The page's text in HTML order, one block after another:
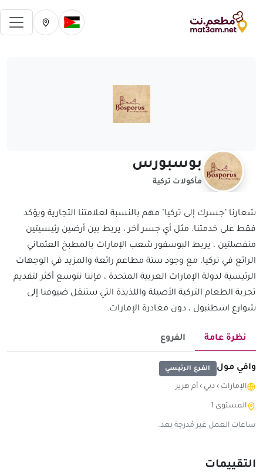
تغيير الدولة الحالية
تغيير المدينة
بوسبورس
مأكولات تركية
شعارنا "جسرك إلى تركيا" مهم بالنسبة لعلامتنا التجارية ويؤكد
فقط على خدمتنا. مثل أي جسر آخر ، يربط بين أرضين رئيسيتين
منفصلتين ، يربط البوسفور شعب الإمارات بالمطبخ العثماني
الرائع في تركيا. مع وجود ستة مطاعم رائعة والمزيد في الوجهات
الرئيسية لدولة الإمارات العربية المتحدة ، فإننا نتوسع أكثر لتقديم
تجربة الطعام التركية الأصيلة واللذيذة التي ستنقل ضيوفنا إلى
شوارع اسطنبول ، دون مغادرة الإمارات.
نظرة عامة الفروع
وافي مول الفرع الرئيسي
الإمارات › دبي › أم هرير
المستوى 1
ساعات العمل غير مُدرجة بعد.
التقييمات